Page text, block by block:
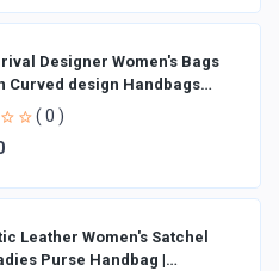
Designer Women′s Bags
Curved design Handbags
Bag La
( 0 )
Leather Women's Satchel
Purse Handbag |